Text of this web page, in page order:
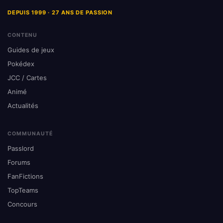
DEPUIS 1999 · 27 ANS DE PASSION
CONTENU
Guides de jeux
Pokédex
JCC / Cartes
Animé
Actualités
COMMUNAUTÉ
Passlord
Forums
FanFictions
TopTeams
Concours